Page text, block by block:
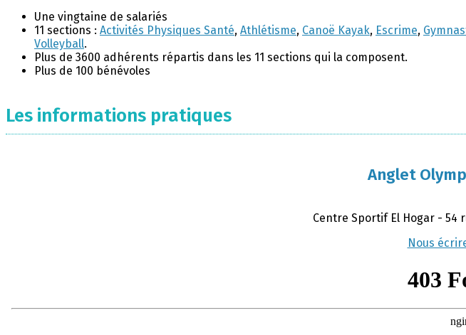
Une vingtaine de salariés
11 sections : Activités Physiques Santé, Athlétisme, Canoë Kayak, Escrime,
Volleyball.
Plus de 3600 adhérents répartis dans les 11 sections qui la composent.
Plus de 100 bénévoles
Les informations pratiques
Anglet
Centre Sportif El Hogar - 54
Nous